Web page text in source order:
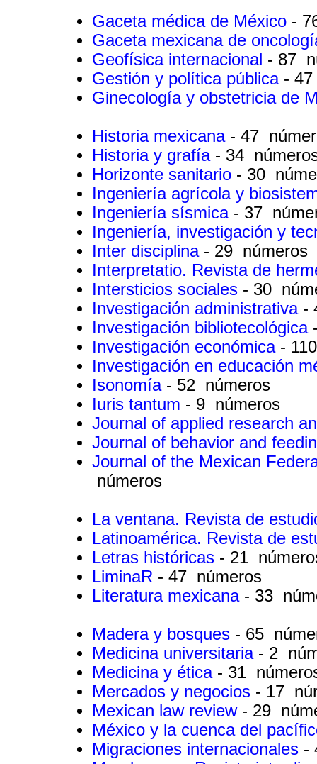
Gaceta médica de México -
Gaceta mexicana de
Geofísica internacional - 87
Gestión y política pública -
Ginecología y obstetricia de
Historia mexicana - 47
Historia y grafía - 34
Horizonte sanitario - 30
Ingeniería agrícola y
Ingeniería sísmica - 37
Ingeniería, investigación y
Inter disciplina - 29 números
Interpretatio. Revista de
Intersticios sociales - 30
Investigación administrativa -
Investigación bibliotecológica
Investigación económica -
Investigación en educación
Isonomía - 52 números
Iuris tantum - 9 números
Journal of applied research
Journal of behavior and
Journal of the Mexican
números
La ventana. Revista de
Latinoamérica. Revista de
Letras históricas - 21
LiminaR - 47 números
Literatura mexicana - 33
Madera y bosques - 65
Medicina universitaria - 2
Medicina y ética - 31
Mercados y negocios - 17
Mexican law review - 29
México y la cuenca del
Migraciones internacionales -